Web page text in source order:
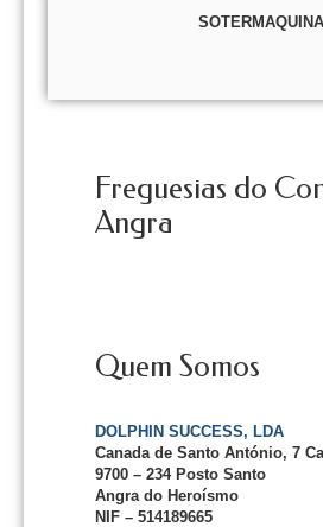
Freguesias do
Angra
Quem Somos
DOLPHIN SUCCESS, LDA
Canada de Santo António, 7
9700 – 234 Posto Santo
Angra do Heroísmo
NIF – 514189665